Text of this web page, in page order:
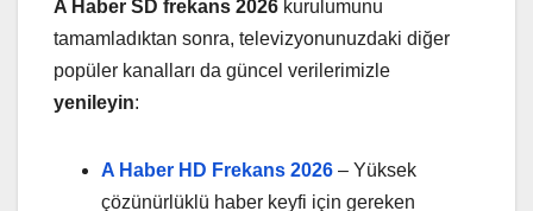
A Haber SD frekans 2026 kurulumunu
tamamladıktan sonra, televizyonunuzdaki diğer
popüler kanalları da güncel verilerimizle
yenileyin:
A Haber HD Frekans 2026 – Yüksek
çözünürlüklü haber keyfi için gereken